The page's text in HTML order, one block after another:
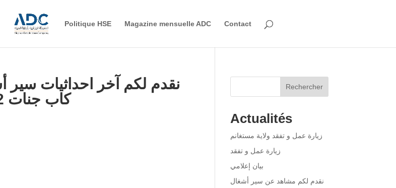
Politique HSE Magazine mensuelle ADC Contact
نقدم لكم آخر احداثيات سير
كاب جنات 2 ولاية بومرداس
Rechercher
Actualités
زيارة عمل و تفقد ولاية مستغانم
زيارة عمل و تفقد
بيان إعلامي
نقدم لكم مشاهد عن سير أشغال